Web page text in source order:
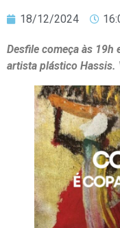
18/12/2024
Desfile começa às 19h
artista plástico Hassis.